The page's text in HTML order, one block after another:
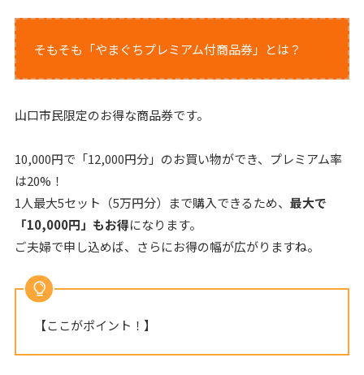
そもそも「やまぐちプレミアム付商品券」とは？
山口市民限定のお得な商品券です。
10,000円で「12,000円分」のお買い物ができ、プレミアム率
は20%！
1人最大5セット（5万円分）まで購入できるため、 最大で
「10,000円」もお得になります。
ご夫婦で申し込めば、さらにお得の幅が広がりますね。
【ここがポイント！】